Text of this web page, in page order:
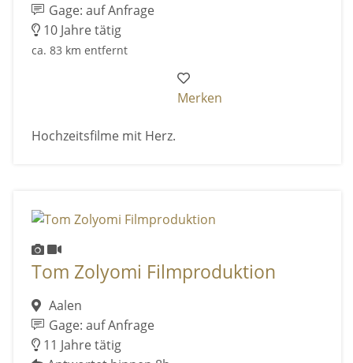
Gage: auf Anfrage
10 Jahre tätig
ca. 83 km entfernt
Merken
Hochzeitsfilme mit Herz.
Tom Zolyomi Filmproduktion
Aalen
Gage: auf Anfrage
11 Jahre tätig